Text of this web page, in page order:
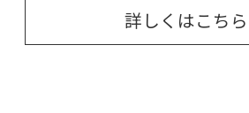
詳しくはこちら